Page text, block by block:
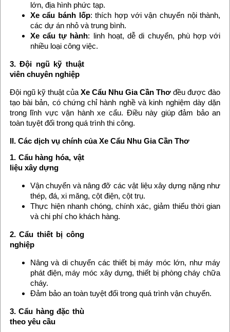
lớn, địa hình phức tạp.
Xe cẩu bánh lốp: thích hợp với vận chuyển nội thành,
các dự án nhỏ và trung bình.
Xe cẩu tự hành: linh hoạt, dễ di chuyển, phù hợp với
nhiều loại công việc.
3. Đội ngũ kỹ thuật
viên chuyên nghiệp
Đội ngũ kỹ thuật củaXe Cẩu Nhu Gia Cần Thơ đều được đào
tạo bài bản, có chứng chỉ hành nghề và kinh nghiệm dày dặn
trong lĩnh vực vận hành xe cẩu. Điều này giúp đảm bảo an
toàn tuyệt đối trong quá trình thi công.
II. Các dịch vụ chính của Xe Cẩu Nhu Gia Cần Thơ
1. Cẩu hàng hóa, vật
liệu xây dựng
Vận chuyển và nâng đỡ các vật liệu xây dựng nặng như
thép, đá, xi măng, cột điện, cột trụ.
Thực hiện nhanh chóng, chính xác, giảm thiểu thời gian
và chi phí cho khách hàng.
2. Cẩu thiết bị công
nghiệp
Nâng và di chuyển các thiết bị máy móc lớn, như máy
phát điện, máy móc xây dựng, thiết bị phòng cháy chữa
cháy.
Đảm bảo an toàn tuyệt đối trong quá trình vận chuyển.
3. Cẩu hàng đặc thù
theo yêu cầu